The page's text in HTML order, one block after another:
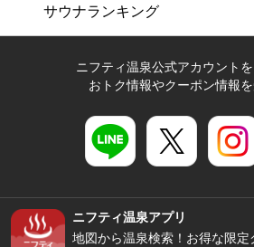
サウナランキング
ニフティ温泉公式アカウント
おトク情報やクーポン情報
ニフティ温泉アプリ
地図から温泉検索！お得な限定